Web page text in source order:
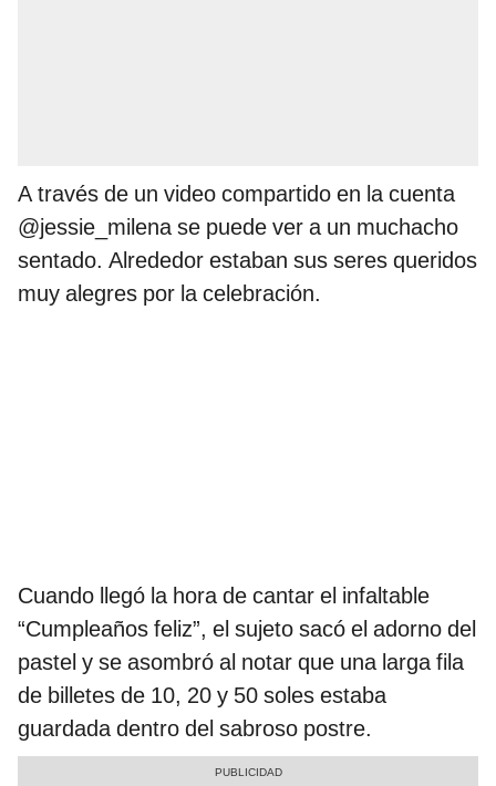
A través de un video compartido en la cuenta
@jessie_milena se puede ver a un muchacho
sentado. Alrededor estaban sus seres queridos
muy alegres por la celebración.
Cuando llegó la hora de cantar el infaltable
“Cumpleaños feliz”, el sujeto sacó el adorno del
pastel y se asombró al notar que una larga fila
de billetes de 10, 20 y 50 soles estaba
guardada dentro del sabroso postre.